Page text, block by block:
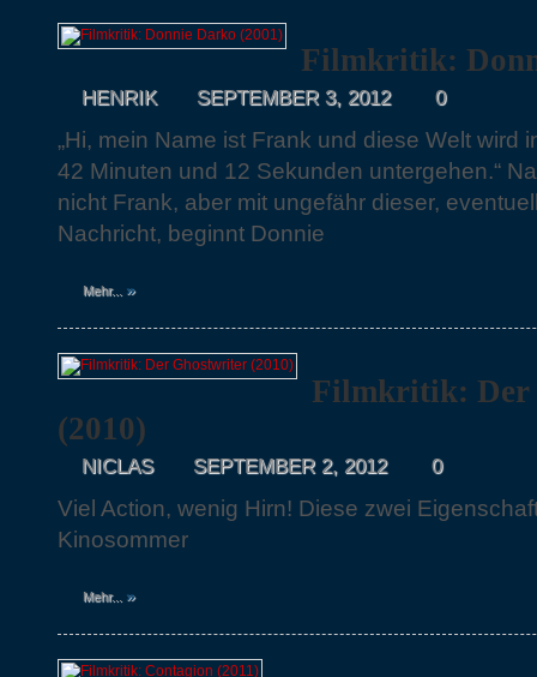
Filmkritik:
HENRIK SEPTEMBER 3, 2012 0
„Hi, mein Name ist Frank und diese Welt wird
42 Minuten und 12 Sekunden untergehen.“
nicht Frank, aber mit ungefähr dieser,
Nachricht, beginnt Donnie
Mehr... »
Filmkritik: Der
(2010)
NICLAS SEPTEMBER 2, 2012 0
Viel Action, wenig Hirn! Diese zwei
Kinosommer
Mehr... »